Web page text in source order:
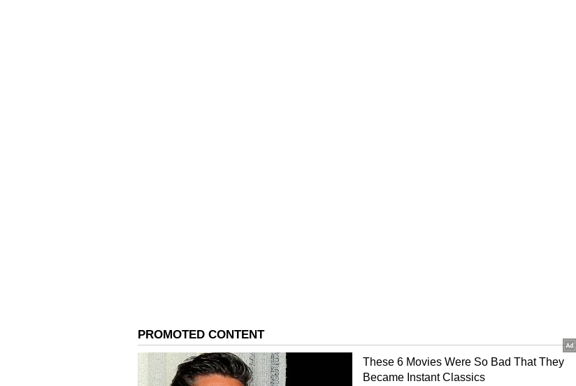
IND vs IRE 1st T20: முதல்
டி20-யில் இந்தியாவை
மகளிர் டி20
உலகக்கோப்பை ஷஃபாலி